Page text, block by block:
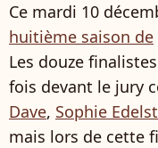
Ce mardi 10
huitième saison de
Les douze
fois devant le jury
Dave, Sophie
mais lors de cette